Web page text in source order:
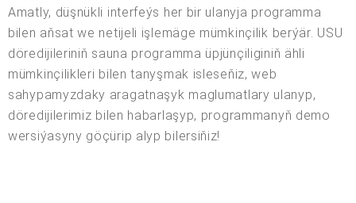
Amatly, düşnükli interfeýs her bir ulanyja programma
bilen aňsat we netijeli işlemäge mümkinçilik berýär. USU
döredijileriniň sauna programma üpjünçiliginiň ähli
mümkinçilikleri bilen tanyşmak isleseňiz, web
sahypamyzdaky aragatnaşyk maglumatlary ulanyp,
döredijilerimiz bilen habarlaşyp, programmanyň demo
wersiýasyny göçürip alyp bilersiňiz!